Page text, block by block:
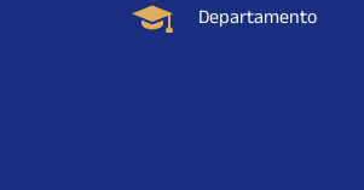
Departamento